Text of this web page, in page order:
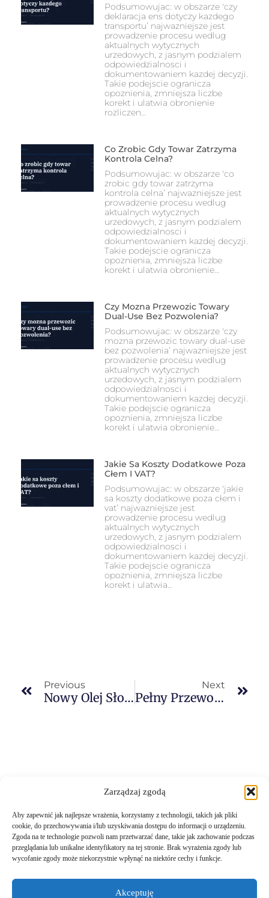
Zarządzaj zgodą
Aby zapewnić jak najlepsze wrażenia, korzystamy z technologii, takich jak pliki
cookie, do przechowywania i/lub uzyskiwania dostępu do informacji o urządzeniu.
Zgoda na te technologie pozwoli nam przetwarzać dane, takie jak zachowanie podczas
przeglądania lub unikalne identyfikatory na tej stronie. Brak wyrażenia zgody lub
wycofanie zgody może niekorzystnie wpłynąć na niektóre cechy i funkcje.
Akceptuję
Podsumowujac: w obszarze 'czy
deklaracja ens dotyczy kazdego
transportu’ najwazniejsze jest
prowadzenie procesu wedlug
aktualnych wytycznych
urzedowych, z jasnym podzialem
odpowiedzialnosci i
dokumentowaniem kazdej decyzji.
Takie podejscie ogranicza
opoznienia, zmniejsza liczbe
korekt i ulatwia obronienie
rozliczen…
Co Zrobic Gdy Towar Zatrzyma
Kontrola Celna?
Podsumowujac: w obszarze 'co
zrobic gdy towar zatrzyma
kontrola celna’ najwazniejsze jest
prowadzenie procesu wedlug
aktualnych wytycznych
urzedowych, z jasnym podzialem
odpowiedzialnosci i
dokumentowaniem kazdej decyzji.
Takie podejscie ogranicza
opoznienia, zmniejsza liczbe
korekt i ulatwia obronienie…
Czy Mozna Przewozic Towary
Dual-Use Bez Pozwolenia?
Podsumowujac: w obszarze 'czy
mozna przewozic towary dual-use
bez pozwolenia’ najwazniejsze jest
prowadzenie procesu wedlug
aktualnych wytycznych
urzedowych, z jasnym podzialem
odpowiedzialnosci i
dokumentowaniem kazdej decyzji.
Takie podejscie ogranicza
opoznienia, zmniejsza liczbe
korekt i ulatwia obronienie…
Jakie Sa Koszty Dodatkowe Poza
Cłem I VAT?
Podsumowujac: w obszarze 'jakie
sa koszty dodatkowe poza cłem i
vat’ najwazniejsze jest
prowadzenie procesu wedlug
aktualnych wytycznych
urzedowych, z jasnym podzialem
odpowiedzialnosci i
dokumentowaniem kazdej decyzji.
Takie podejscie ogranicza
opoznienia, zmniejsza liczbe
korekt i ulatwia…
Previous
Nowy Olej Słonecznikowy Green Valley Na Brytyjskim Rynku Dzięki Współpracy Z Plutus Trading
Next
Pełny Przewodnik Dla Przewoźników Transportujących Towary Z Dover W Wielkiej Brytanii Do UE Przy Użyciu Tranzytu T1
E-mail: info@agencjacelna.uk